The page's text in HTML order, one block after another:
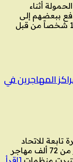
أثناء
ببعضهم إلى
القفز في الماء. وفي المجموع، تم إنقاذ 173 شخصاً من قبل
المهاجرين في
تابعة للاتحاد
الأوروبي في دول ثالثة، ردا على تدفق أكثر من 72 ألف مهاجر